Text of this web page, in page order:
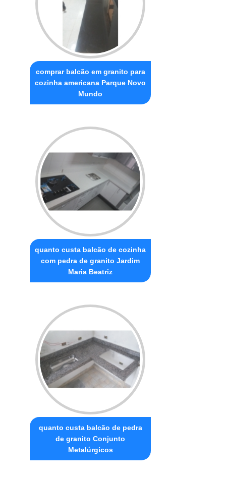
comprar balcão em granito para
cozinha americana Parque Novo
Mundo
quanto custa balcão de cozinha
com pedra de granito Jardim
Maria Beatriz
quanto custa balcão de pedra
de granito Conjunto
Metalúrgicos